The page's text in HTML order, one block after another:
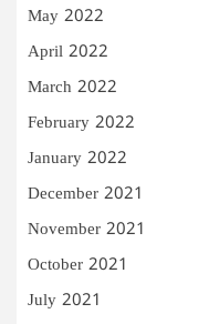
May 2022
April 2022
March 2022
February 2022
January 2022
December 2021
November 2021
October 2021
July 2021